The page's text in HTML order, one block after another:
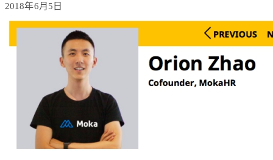
2018年6月5日